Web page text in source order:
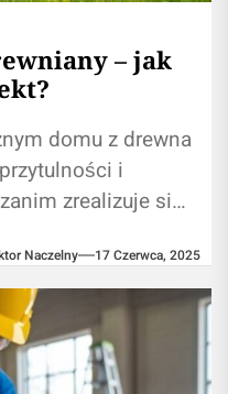
– jak
domu z drewna
i
zrealizuje się
Naczelny 17 Czerwca, 2025